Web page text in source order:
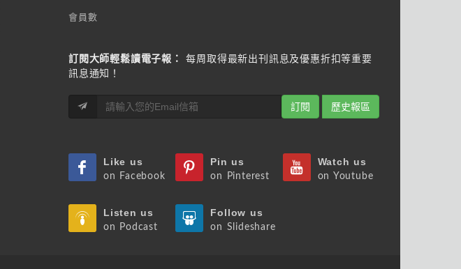
會員數
訂閱大師輕鬆讀電子報：
每周取得最新出刊訊息及優惠折扣等重要
訊息通知！
訂閱 歷史報區
Like us
on Facebook
Pin us
on Pinterest
Watch us
on Youtube
Listen us
on Podcast
Follow us
on Slideshare